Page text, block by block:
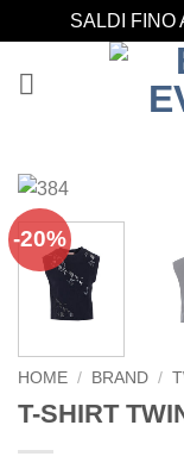
SALDI FINO
-20%
HOME / BRAND /
T-SHIRT